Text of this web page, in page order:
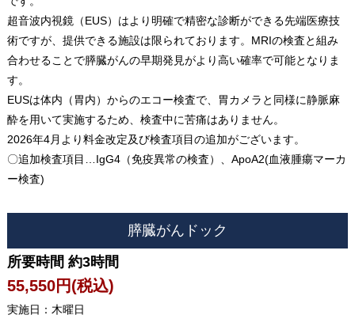
超音波内視鏡（EUS）はより明確で精密な診断ができる先端医療技
術ですが、提供できる施設は限られております。MRIの検査と組み
合わせることで膵臓がんの早期発見がより高い確率で可能となりま
す。
EUSは体内（胃内）からのエコー検査で、胃カメラと同様に静脈麻
酔を用いて実施するため、検査中に苦痛はありません。
2026年4月より料金改定及び検査項目の追加がございます。
〇追加検査項目…IgG4（免疫異常の検査）、ApoA2(血液腫瘍マーカ
ー検査)
膵臓がんドック
所要時間 約3時間
55,550円(税込)
実施日：木曜日